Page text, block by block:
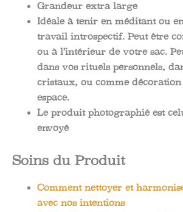
Grandeur extra large
Idéale à tenir en méditant ou
travail introspectif. Peut être
ou à l’intérieur de votre sac.
dans vos rituels personnels,
cristaux, ou comme
espace.
Le produit photographié est
envoyé
Soins du Produit
Comment nettoyer et
avec nos intentions